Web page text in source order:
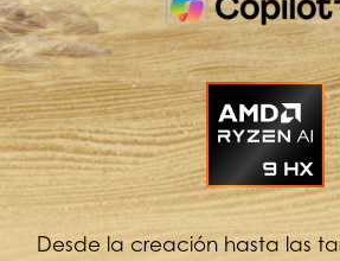
Desde la creación hasta las